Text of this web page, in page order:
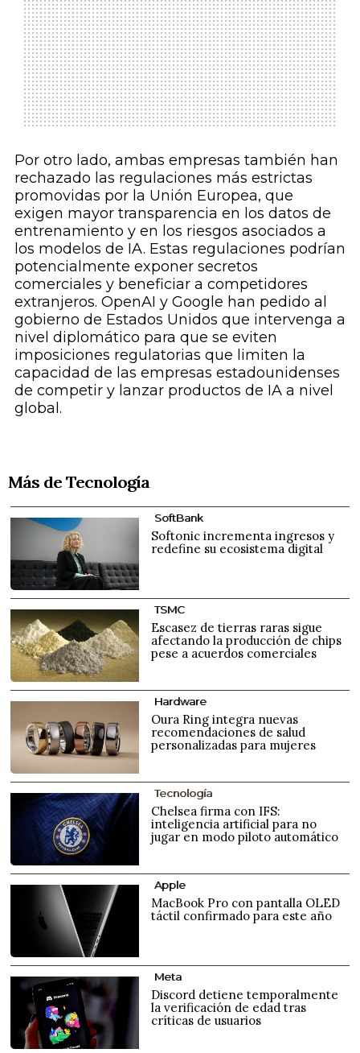
Por otro lado, ambas empresas también han
rechazado las regulaciones más estrictas
promovidas por la Unión Europea, que
exigen mayor transparencia en los datos de
entrenamiento y en los riesgos asociados a
los modelos de IA. Estas regulaciones podrían
potencialmente exponer secretos
comerciales y beneficiar a competidores
extranjeros. OpenAI y Google han pedido al
gobierno de Estados Unidos que intervenga a
nivel diplomático para que se eviten
imposiciones regulatorias que limiten la
capacidad de las empresas estadounidenses
de competir y lanzar productos de IA a nivel
global.
Más de Tecnología
SoftBank
Softonic incrementa ingresos y
redefine su ecosistema digital
TSMC
Escasez de tierras raras sigue
afectando la producción de chips
pese a acuerdos comerciales
Hardware
Oura Ring integra nuevas
recomendaciones de salud
personalizadas para mujeres
Tecnología
Chelsea firma con IFS:
inteligencia artificial para no
jugar en modo piloto automático
Apple
MacBook Pro con pantalla OLED
táctil confirmado para este año
Meta
Discord detiene temporalmente
la verificación de edad tras
críticas de usuarios